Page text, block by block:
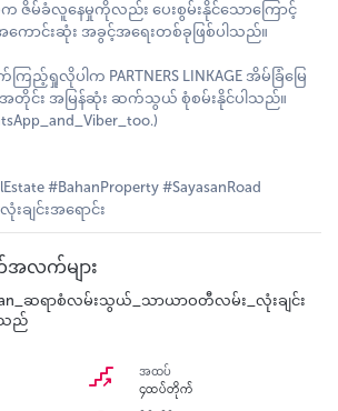
ဇိမ်ခံလူနေမှုကိုလည်း ပေးစွမ်းနိုင်သောကြောင့်
ောင်းဆုံး အခွင့်အရေးတစ်ခုဖြစ်ပါသည်။
ြည့်ရှုလိုပါက PARTNERS LINKAGE အိမ်ခြံမြေ
အတိုင်း အမြန်ဆုံး ဆက်သွယ် စုံစမ်းနိုင်ပါသည်။
#BahanProperty #SayasanRoad
းချင်းအရောင်း
အလက်များ
ဆရာစံလမ်းသွယ်_သာယာဝတီလမ်း_လုံးချင်း
သည်
အထပ်
၄ထပ်တိုက်